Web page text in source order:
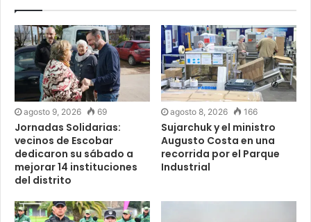
agosto 9, 2026 69
Jornadas Solidarias:
vecinos de Escobar
dedicaron su sábado a
mejorar 14 instituciones
del distrito
agosto 8, 2026 166
Sujarchuk y el ministro
Augusto Costa en una
recorrida por el Parque
Industrial